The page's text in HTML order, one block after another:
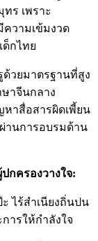
ร เพราะ
วามเข้มงวด
ด็กไทย
ด้วยมาตรฐานที่สูง
าจีนกลาง
หาสื่อสารผิดเพี้ยน
านการอบรมด้าน
กครองวางใจ:
ะ ไร้สำเนียงถิ่นปน
ารให้กำลังใจ